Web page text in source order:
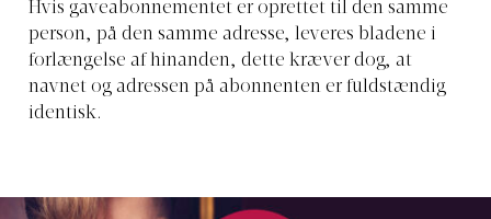
Hvis gaveabonnementet er oprettet til den samme
person, på den samme adresse, leveres bladene i
forlængelse af hinanden, dette kræver dog, at
navnet og adressen på abonnenten er fuldstændig
identisk.